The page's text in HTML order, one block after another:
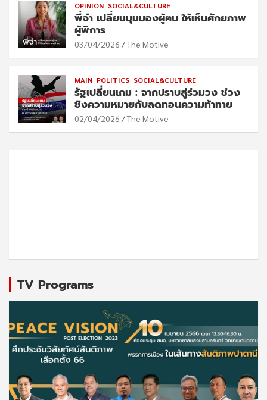
OPINION SOCIAL&CULTURE
พี่จ๋า เปลี่ยนมุมมองผู้ฅน ให้เห็นศักยภาพ
ผู้พิการ
03/04/2026 The Motive
MAIN POLITICS SOCIAL&CULTURE
รัฐเปลี่ยนเกม : จากปราบสู่ร่วมวง ช่วง
ชิงความหมายกับลดทอนความท้าทาย
02/04/2026 The Motive
TV Programs